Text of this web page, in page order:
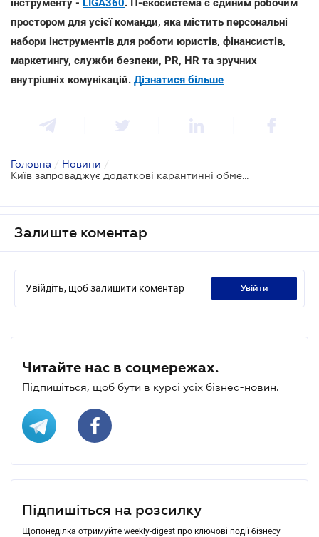
інструменту - LIGA360. IT-екосистема є єдиним робочим
простором для усієї команди, яка містить персональні
набори інструментів для роботи юристів, фінансистів,
маркетингу, служби безпеки, PR, HR та зручних
внутрішніх комунікацій. Дізнатися більше
Головна / Новини /
Київ запроваджує додаткові карантинні обмеження з 20 березня
Залиште коментар
Увійдіть, щоб залишити коментар увійти
Читайте нас в соцмережах.
Підпишіться, щоб бути в курсі усіх бізнес-новин.
Підпишіться на розсилку
Щопонеділка отримуйте weekly-digest про ключові події бізнесу